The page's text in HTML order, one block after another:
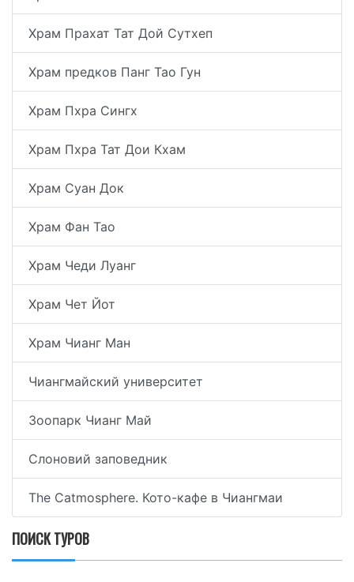
Храм Прахат Тат Дой Сутхеп
Храм предков Панг Тао Гун
Храм Пхра Сингх
Храм Пхра Тат Дои Кхам
Храм Суан Док
Храм Фан Тао
Храм Чеди Луанг
Храм Чет Йот
Храм Чианг Ман
Чиангмайский университет
Зоопарк Чианг Май
Слоновий заповедник
The Catmosphere. Кото-кафе в Чиангмаи
ПОИСК ТУРОВ